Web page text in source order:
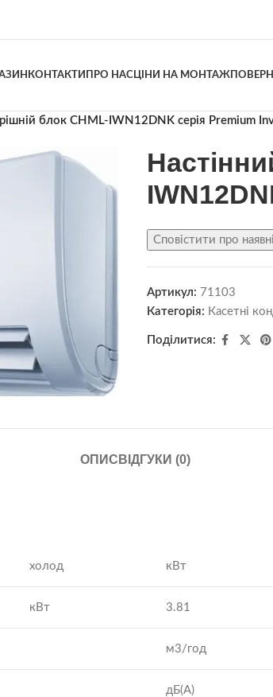
КОНТАКТИ ПРО НАСЦІНИ НА МОНТАЖ
блок CHML-IWN12DNK серія Premium
Сповістити про
Артикул: 71103
Категорія: Касетні
Поділитися:
ОПИС ВІДГУКИ (0)
холод кВт
кВт 3.81
м3/год
дБ(А)